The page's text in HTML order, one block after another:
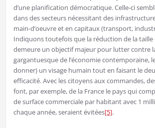
d’une planification démocratique. Celle-ci
dans des secteurs nécessitant des
main-d’oeuvre et en capitaux (transport,
Indiquons toutefois que la réduction de la taille
demeure un objectif majeur pour lutter contre
gargantuesque de l’économie contemporaine,
donner) un visage humain tout en faisant le
efficacité. Avec les citoyens aux commandes,
font, par exemple, de la France le pays qui
de surface commerciale par habitant avec 1
chaque année, seraient évitées[5].